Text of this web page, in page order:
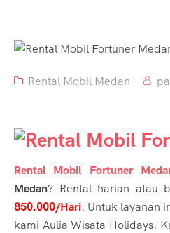
Rental Mobil Medan
Rental Mobil Fortuner
Medan? Rental harian atau
850.000/Hari. Untuk layanan
kami Aulia Wisata Holidays.